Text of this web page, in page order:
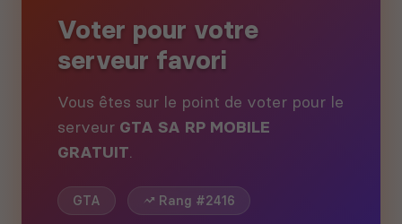
Voter pour votre
serveur favori
Vous êtes sur le point de voter pour le
serveur GTA SA RP MOBILE
GRATUIT.
GTA Rang #2416